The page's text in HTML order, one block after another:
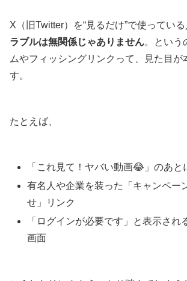
X（旧Twitter）を“見るだけ”で使っている
ラブルは無関係じゃありません。という
ムやフィッシングリンクって、見た目が
す。
たとえば、
「これ見て！ヤバい動画😂」のあと
有名人や企業を装った「キャンペー
せ」リンク
「ログインが必要です」と表示され
画面